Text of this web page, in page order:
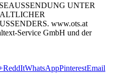
UNTER
www.ots.at
Service GmbH und der
ReddItWhatsAppPinterestEmail